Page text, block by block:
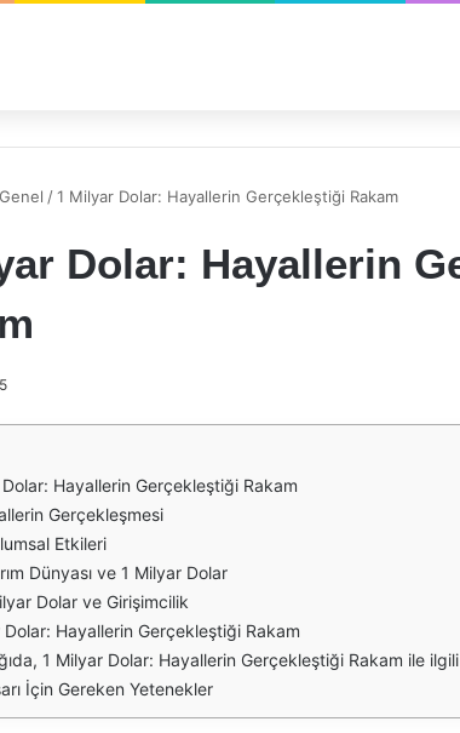
Genel /1 Milyar Dolar: Hayallerin Gerçekleştiği Rakam
Dolar: Hayallerin
Hayallerin Gerçekleştiği Rakam
Gerçekleşmesi
Etkileri
Dünyası ve 1 Milyar Dolar
Dolar ve Girişimcilik
Dolar: Hayallerin Gerçekleştiği Rakam
1 Milyar Dolar: Hayallerin Gerçekleştiği Rakam ile ilgili
İçin Gereken Yetenekler